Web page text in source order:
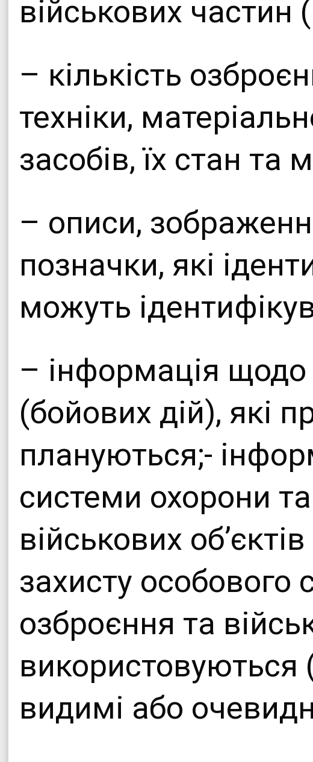
військових частин
– кількість
техніки,
засобів, їх стан та
– описи,
позначки, які
можуть
– інформація щодо
(бойових дій), які
плануються;-
системи охорони
військових
захисту особового
озброєння та
використовуються
видимі або